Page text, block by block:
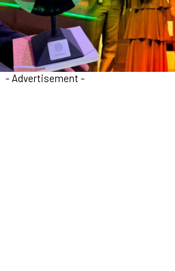
- Advertisement -